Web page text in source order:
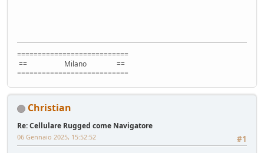
===========================
== Milano ==
===========================
Christian
Re: Cellulare Rugged come Navigatore
#1
06 Gennaio 2025, 15:52:52